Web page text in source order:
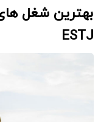
بهترین شغل
ESTJ